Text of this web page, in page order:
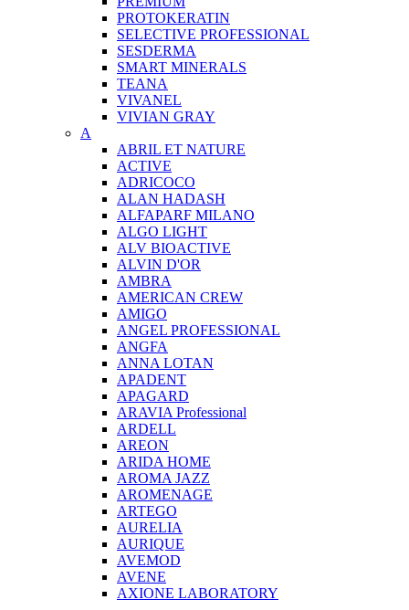
PROTOKERATIN
SELECTIVE PROFESSIONAL
SESDERMA
SMART MINERALS
TEANA
VIVANEL
VIVIAN GRAY
A
ABRIL ET NATURE
ACTIVE
ADRICOCO
ALAN HADASH
ALFAPARF MILANO
ALGO LIGHT
ALV BIOACTIVE
ALVIN D'OR
AMBRA
AMERICAN CREW
AMIGO
ANGEL PROFESSIONAL
ANGFA
ANNA LOTAN
APADENT
APAGARD
ARAVIA Professional
ARDELL
AREON
ARIDA HOME
AROMA JAZZ
AROMENAGE
ARTEGO
AURELIA
AURIQUE
AVEMOD
AVENE
AXIONE LABORATORY